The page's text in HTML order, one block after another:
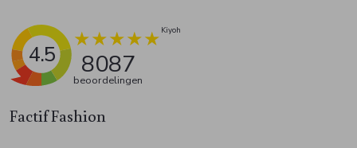
Factif Fashion
4.5 8087
beoordelingen